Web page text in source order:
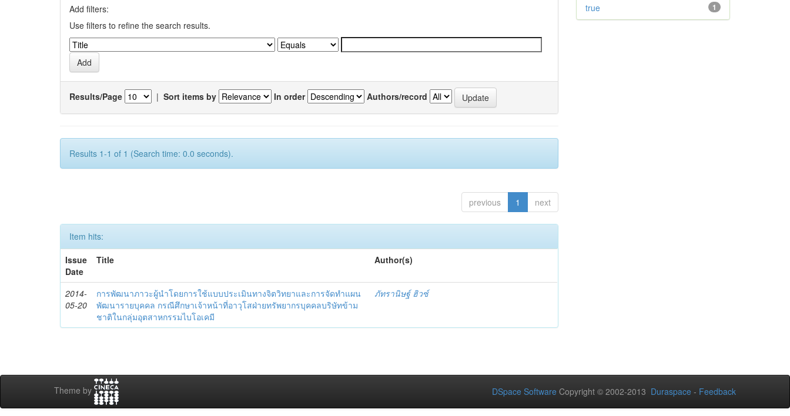
Add filters:
Use filters to refine the search results.
Results/Page | Sort items by In order Authors/record
Results 1-1 of 1 (Search time: 0.0 seconds).
previous 1 next
Item hits:
Issue
Date
Title Author(s)
2014-
05-20
การพัฒนาภาวะผู้นำโดยการใช้แบบประเมินทางจิตวิทยาและการจัดทำแผน
พัฒนารายบุคคล กรณีศึกษาเจ้าหน้าที่อาวุโสฝ่ายทรัพยากรบุคคลบริษัทข้าม
ชาติในกลุ่มอุตสาหกรรมไบโอเคมี
ภัทรานิษฐ์ ฮิวซ์
1
true
Theme by DSpace Software Copyright © 2002-2013 Duraspace - Feedback